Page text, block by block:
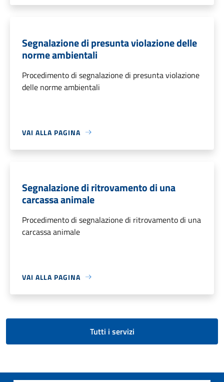
Segnalazione di presunta violazione delle
norme ambientali
Procedimento di segnalazione di presunta violazione
delle norme ambientali
VAI ALLA PAGINA
Segnalazione di ritrovamento di una
carcassa animale
Procedimento di segnalazione di ritrovamento di una
carcassa animale
VAI ALLA PAGINA
Tutti i servizi